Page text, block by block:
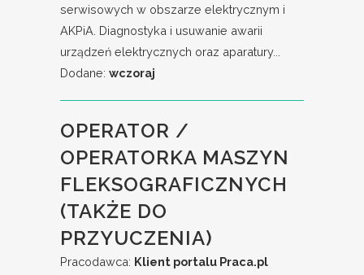
serwisowych w obszarze elektrycznym i
AKPiA. Diagnostyka i usuwanie awarii
urządzeń elektrycznych oraz aparatury...
Dodane: wczoraj
OPERATOR /
OPERATORKA MASZYN
FLEKSOGRAFICZNYCH
(TAKŻE DO
PRZYUCZENIA)
Pracodawca: Klient portalu Praca.pl